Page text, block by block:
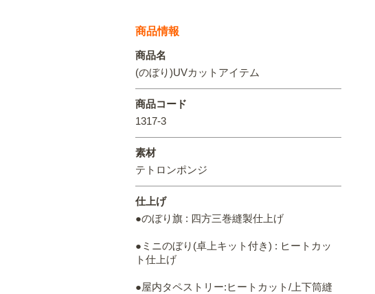
商品情報
商品名
(のぼり)UVカットアイテム
商品コード
1317-3
素材
テトロンポンジ
仕上げ
●のぼり旗 : 四方三巻縫製仕上げ
●ミニのぼり(卓上キット付き) : ヒートカッ
ト仕上げ
●屋内タペストリー:ヒートカット/上下筒縫